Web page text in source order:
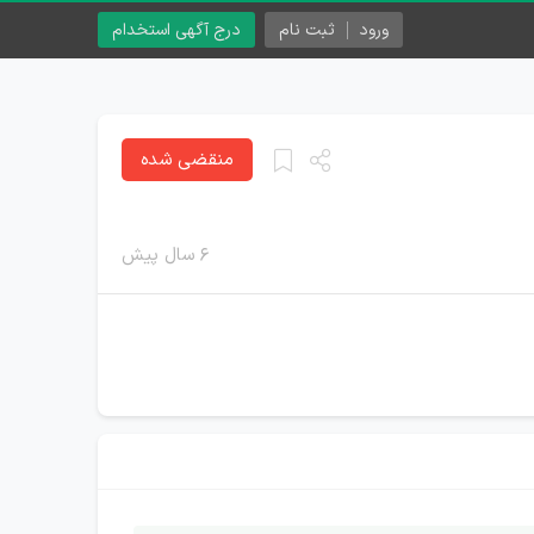
درج آگهی استخدام ورود ثبت نام
۶ سال پیش
منقضی شده